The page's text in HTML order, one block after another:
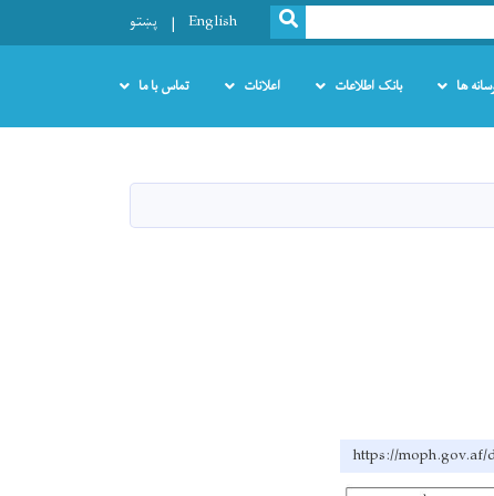
SEARCH
English پښتو
رسانه ها بانک اطلاعات اعلانات تماس با ما
https://moph.gov.af/